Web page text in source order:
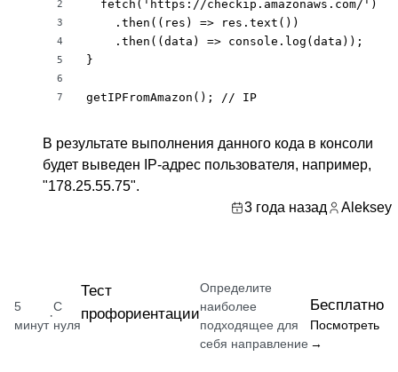
2
3
4
5
6
7
  fetch('https://checkip.amazonaws.com/')
    .then((res) => res.text())
    .then((data) => console.log(data));
}
getIPFromAmazon(); // IP
В результате выполнения данного кода в консоли
будет выведен IP-адрес пользователя, например,
"178.25.55.75".
3 года назад
Aleksey
5
минут
·
С
нуля
Тест
профориентации
Определите
наиболее
подходящее для
себя направление
Бесплатно
Посмотреть
→